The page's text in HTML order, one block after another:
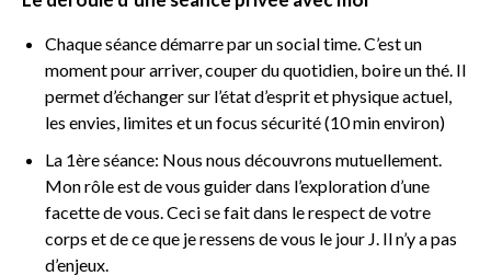
Chaque séance démarre par un social time. C’est un
moment pour arriver,couper du quotidien, boire un thé. Il
permet d’échanger sur l’état d’esprit et physique actuel,
les envies, limites et un focus sécurité (10 min environ)
La 1ère séance: Nous nous découvrons mutuellement.
Mon rôle est de vous guider dans l’exploration d’une
facette de vous. Ceci se fait dans le respect de votre
corps et de ce que je ressens de vous le jour J. Il n’y a pas
d’enjeux.